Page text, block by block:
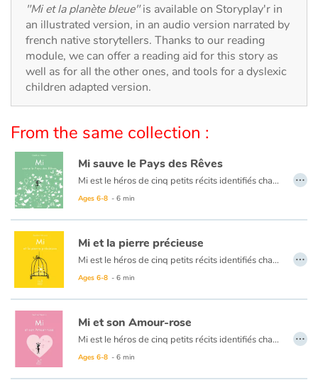
Learning
Arts, space, activities
Documentaries
Daily life and hobbies
At school
Festivals and events
Love and friendship
Social issues
Emotions and feelings
Formats and illustrations
"Mi et la planète bleue"is available on Storyplay'r in
an illustrated version, in an audio version narrated by
french native storytellers. Thanks to our reading
module, we can offer a reading aid for this story as
well as for all the other ones, and tools for a dyslexic
children adapted version.
From the same collection :
Mi sauve le Pays des Rêves
Mi est le héros de cinq petits récits identifiés chacun par une couleur (bleu, vert, rouge, jaune, et rose) et émaillés de situations pleines de poésie. Des histoires courtes pour les tout-petits, animées de dessins en noir et blanc au trait original, qui nous plongent dans un univers onirique et singulier.
Ages 6-8 - 6 min
…
Mi et la pierre précieuse
Mi est le héros de cinq petits récits identifiés chacun par une couleur (bleu, vert, rouge, jaune, et rose) et émaillés de situations pleines de poésie. Des histoires courtes pour les tout-petits, animées de dessins en noir et blanc au trait original, qui nous plongent dans un univers onirique et singulier.
Ages 6-8 - 6 min
…
Mi et son Amour-rose
Mi est le héros de cinq petits récits identifiés chacun par une couleur (bleu, vert, rouge, jaune, et rose) et émaillés de situations pleines de poésie. Des histoires courtes pour les tout-petits, animées de dessins en noir et blanc au trait original, qui nous plongent dans un univers onirique et singulier.
Ages 6-8 - 6 min
…